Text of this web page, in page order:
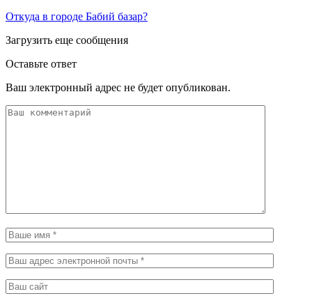
Откуда в городе Бабий базар?
Загрузить еще сообщения
Оставьте ответ
Ваш электронный адрес не будет опубликован.